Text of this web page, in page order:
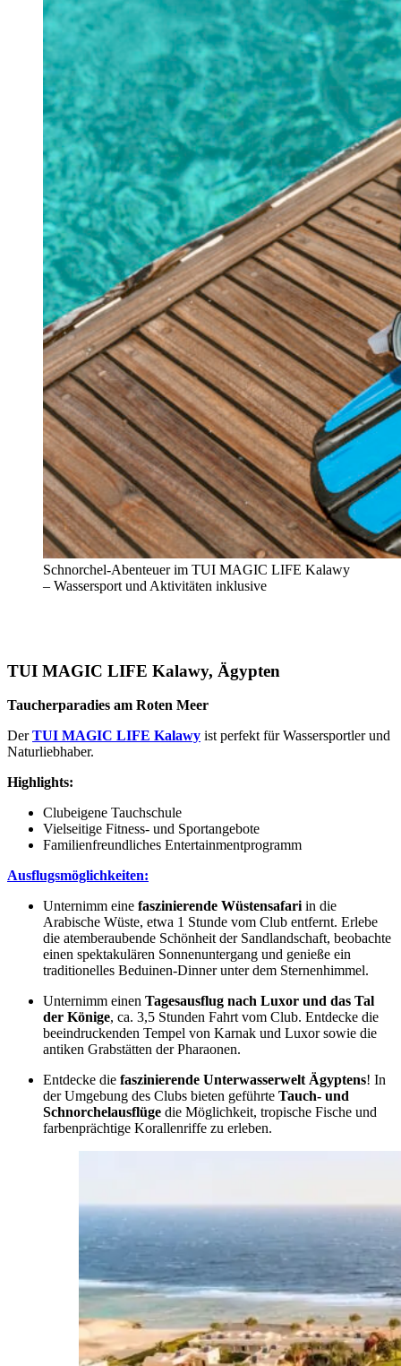
Schnorchel-Abenteuer im TUI MAGIC LIFE Kalawy
– Wassersport und Aktivitäten inklusive
TUI MAGIC LIFE Kalawy, Ägypten
Taucherparadies am Roten Meer
DerTUI MAGIC LIFE Kalawy ist perfekt für Wassersportler und
Naturliebhaber.
Highlights:
Clubeigene Tauchschule
Vielseitige Fitness- und Sportangebote
Familienfreundliches Entertainmentprogramm
Ausflugsmöglichkeiten:
Unternimm eine faszinierende Wüstensafariin die
Arabische Wüste, etwa 1 Stunde vom Club entfernt. Erlebe
die atemberaubende Schönheit der Sandlandschaft, beobachte
einen spektakulären Sonnenuntergang und genieße ein
traditionelles Beduinen-Dinner unter dem Sternenhimmel.
Unternimm einen Tagesausflug nach Luxor und das Tal
der Könige, ca. 3,5 Stunden Fahrt vom Club. Entdecke die
beeindruckenden Tempel von Karnak und Luxor sowie die
antiken Grabstätten der Pharaonen.
Entdecke die faszinierende Unterwasserwelt Ägyptens! In
der Umgebung des Clubs bieten geführte Tauch- und
Schnorchelausflüge die Möglichkeit, tropische Fische und
farbenprächtige Korallenriffe zu erleben.